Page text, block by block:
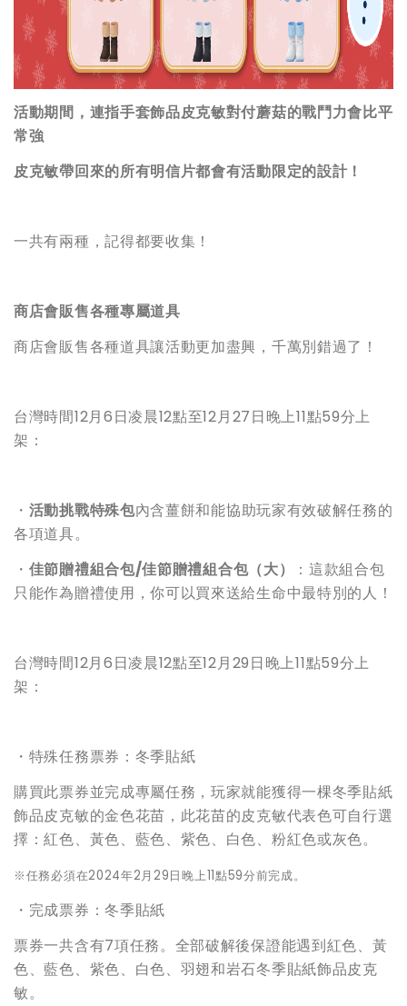
活動期間，連指手套飾品皮克敏對付蘑菇的戰鬥力會比平
常強
皮克敏帶回來的所有明信片都會有活動限定的設計！
一共有兩種，記得都要收集！
商店會販售各種專屬道具
商店會販售各種道具讓活動更加盡興，千萬別錯過了！
台灣時間12月6日凌晨12點至12月27日晚上11點59分上
架：
・ 活動挑戰特殊包內含薑餅和能協助玩家有效破解任務的
各項道具。
・ 佳節贈禮組合包/佳節贈禮組合包（大）
：這款組合包
只能作為贈禮使用，你可以買來送給生命中最特別的人！
台灣時間12月6日凌晨12點至12月29日晚上11點59分上
架：
・特殊任務票券：冬季貼紙
購買此票券並完成專屬任務，玩家就能獲得一棵冬季貼紙
飾品皮克敏的金色花苗，此花苗的皮克敏代表色可自行選
擇：紅色、黃色、藍色、紫色、白色、粉紅色或灰色。
※任務必須在2024年2月29日晚上11點59分前完成。
・完成票券：冬季貼紙
票券一共含有7項任務。全部破解後保證能遇到紅色、黃
色、藍色、紫色、白色、羽翅和岩石冬季貼紙飾品皮克
敏。